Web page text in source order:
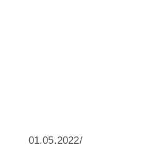
01.05.2022/